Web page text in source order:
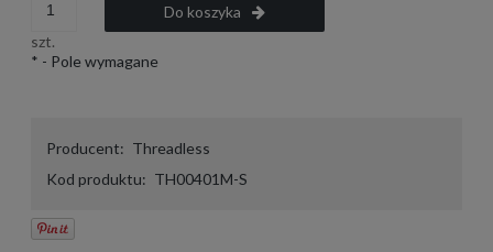
szt.
Do koszyka
* - Pole wymagane
Producent: Threadless
Kod produktu: TH00401M-S